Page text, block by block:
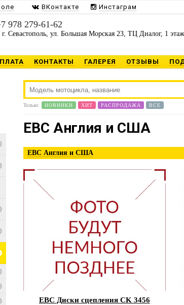
ВКонтакте Инстаграм
978 279-61-62
г. Севастополь, ул. Большая Морская 23, ТЦ Диалог, 1 этаж
КОНТАКТЫ ГАЛЕРЕЯ ОТЗЫВЫ
Только: НОВИНКИ ХИТ РАСПРОДАЖА ВСЕ
EBC Англия и США
EBC Англия и США
EBC Диски сцепления CK 3456